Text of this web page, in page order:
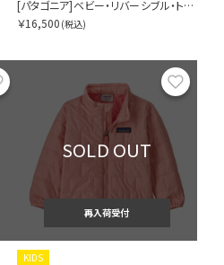
[パタゴニア]ベビー・リバーシブル・トリブルズ・フーディ
￥16,500 (税込)
お気に入り
SOLD OUT
再入荷受付
KIDS